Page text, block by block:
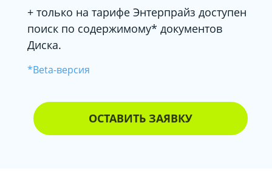
+ только на тарифе Энтерпрайз доступен
поиск по содержимому* документов
Диска.
*Вeta-версия
ОСТАВИТЬ ЗАЯВКУ